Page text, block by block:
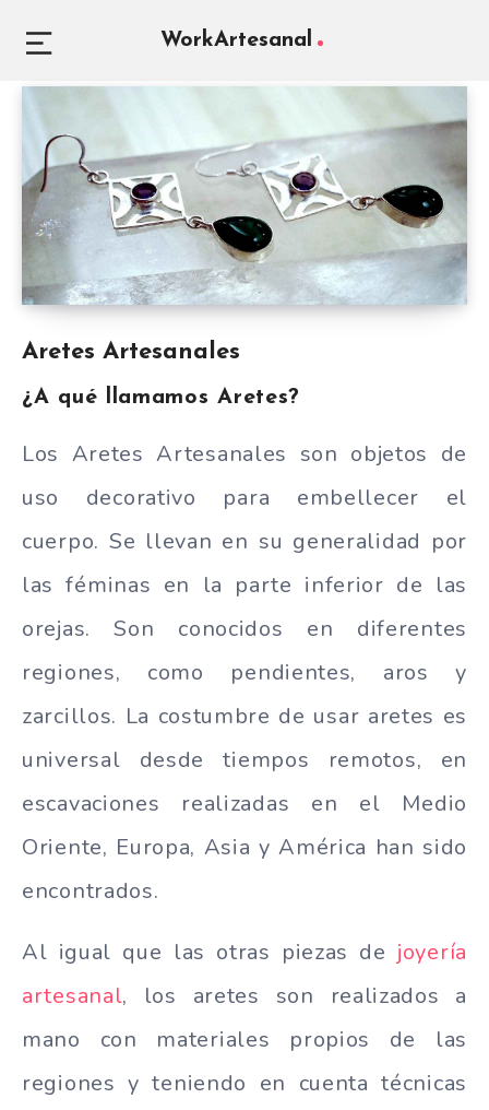
WorkArtesanal
Aretes Artesanales
¿A qué llamamos Aretes?
Los Aretes Artesanales son objetos de
uso decorativo para embellecer el
cuerpo. Se llevan en su generalidad por
las féminas en la parte inferior de las
orejas. Son conocidos en diferentes
regiones, como pendientes, aros y
zarcillos. La costumbre de usar aretes es
universal desde tiempos remotos, en
escavaciones realizadas en el Medio
Oriente, Europa, Asia y América han sido
encontrados.
Al igual que las otras piezas de joyería
artesanal, los aretes son realizados a
mano con materiales propios de las
regiones y teniendo en cuenta técnicas